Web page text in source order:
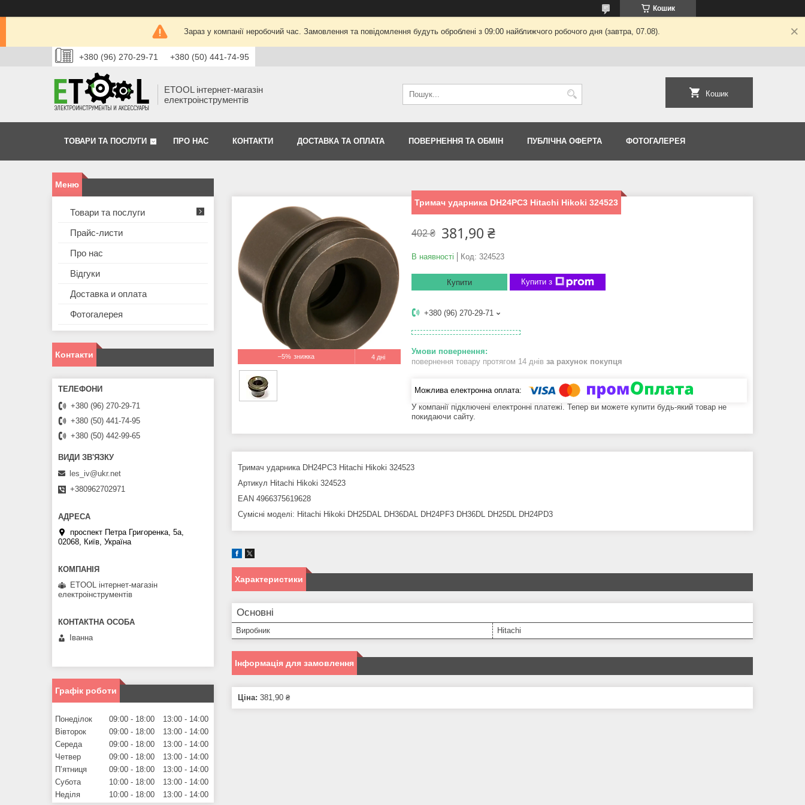
Кошик
Зараз у компанії неробочий час. Замовлення та повідомлення будуть оброблені з 09:00 найближчого робочого дня (завтра, 07.08).
+380 (96) 270-29-71 +380 (50) 441-74-95
ETOOL інтернет-магазін
електроінструментів
Кошик
ТОВАРИ ТА ПОСЛУГИ ПРО НАС КОНТАКТИ ДОСТАВКА ТА ОПЛАТА ПОВЕРНЕННЯ ТА ОБМІН ПУБЛІЧНА ОФЕРТА ФОТОГАЛЕРЕЯ
–5% 4 дні
Тримач ударника DH24PC3 Hitachi Hikoki 324523
402 ₴ 381,90 ₴
В наявності Код: 324523
Купити Купити з
+380 (96) 270-29-71
повернення товару протягом 14 днів за рахунок покупця
У компанії підключені електронні платежі. Тепер ви можете купити будь-який товар не
покидаючи сайту.
Тримач ударника DH24PC3 Hitachi Hikoki 324523
Артикул Hitachi Hikoki 324523
EAN 4966375619628
Сумісні моделі: Hitachi Hikoki DH25DAL DH36DAL DH24PF3 DH36DL DH25DL DH24PD3
Характеристики
Основні
Виробник Hitachi
Інформація для замовлення
Ціна: 381,90 ₴
Товари та послуги
Прайс-листи
Про нас
Відгуки
Доставка и оплата
Фотогалерея
Контакти
+380 (96) 270-29-71
+380 (50) 441-74-95
+380 (50) 442-99-65
les_iv@ukr.net
+380962702971
проспект Петра Григоренка, 5а,
02068, Київ, Україна
ETOOL інтернет-магазін
електроінструментів
Іванна
Графік роботи
Понеділок 09:00 18:00 13:00
14:00
Вівторок
09:00 18:00 13:00
14:00
Середа
09:00 18:00 13:00
14:00
Четвер
09:00 18:00 13:00
14:00
Пʼятниця
09:00 18:00 13:00
14:00
Субота
10:00 18:00 13:00
14:00
Неділя
10:00 18:00 13:00 14:00